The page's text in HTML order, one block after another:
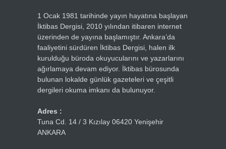
1 Ocak 1981 tarihinde yayın hayatına başlayan
İktibas Dergisi, 2010 yılından itibaren internet
üzerinden de yayına başlamıştır. Ankara’da
faaliyetini sürdüren İktibas Dergisi, halen ilk
kurulduğu büroda okuyucularını ve yazarlarını
ağırlamaya devam ediyor. İktibas bürosunda
bulunan lokalde günlük gazeteleri ve çeşitli
dergileri okuma imkanı da bulunuyor.
Adres :
Tuna Cd. 14 / 3 Kızılay 06420 Yenişehir
ANKARA